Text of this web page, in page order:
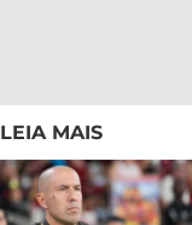
LEIA MAIS